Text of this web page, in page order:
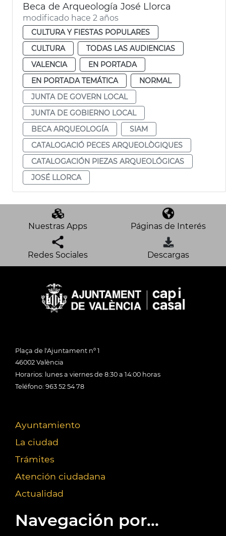
Beca de Arqueología José Llorca
modificado hace 2 años
CULTURA Y FIESTAS POPULARES
CULTURA
TODAS LAS AUDIENCIAS
VALENCIA
EN PORTADA
EN PORTADA TEMÁTICA
NORMAL
JUNTA DE GOVERN LOCAL
JUNTA DE GOBIERNO LOCAL
BECA ARQUEOLOGÍA
SIAM
CATALOGACIÓ PECES ARQUEOLÒGIQUES
CATALOGACIÓN PIEZAS ARQUEOLÓGICAS
JOSÉ LLORCA
Nuestras Apps Páginas de Interés
Redes Sociales Descargas
Plaça de l'Ajuntament nº 1
46002 València
Horarios: lunes a viernes de 8:30 a 14:00 horas
Teléfono: 963 52 54 78
Ayuntamiento
La ciudad
Trámites
Atención ciudadana
Actualidad
Navegación por...